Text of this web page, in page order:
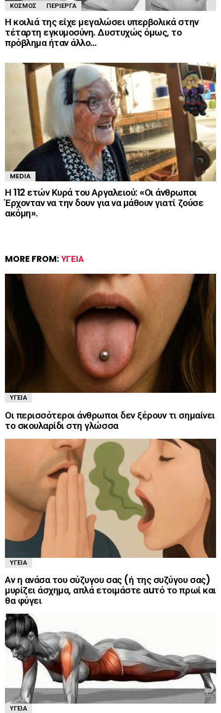
ΚΌΣΜΟΣ ΠΕΡΊΕΡΓΑ
Η κοιλιά της είχε μεγαλώσει υπερβολικά στην
τέταρτη εγκυμοσύνη. Δυστυχώς όμως, το
πρόβλημα ήταν άλλο…
MEDIA
Η 112 ετών Κυρά του Αργαλειού: «Οι άνθρωποι
Έρχονταν να την δουν για να μάθουν γιατί ζούσε
ακόμη».
MORE FROM: ΥΓΕΊΑ
ΥΓΕΊΑ
Οι περισσότεροι άνθρωποι δεν ξέρουν τι σημαίνει
το σκουλαρίδι στη γλώσσα
ΥΓΕΊΑ
Αν η ανάσα του σύζυγου σας (ή της συζύγου σας)
μυρίζει άσχημα, απλά ετοιμάστε αuτό το πρωί και
θα φύγει
ΥΓΕΊΑ